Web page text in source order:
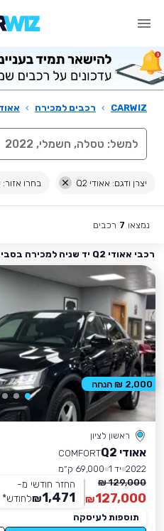
CARWIZ
› רכבים למכירה ›
יצרן ודגם: אאודי Q2 בחרו אזור: 30 ק"מ סביב אשדוד
נמצאו 7 רכבים
רכבי אאודי Q2 יד שניה למכירה בסביבת אשדוד
ראשון לציון
אאודי Q2
COMFORT
2022 יד 1
69,000 ק״מ
129,000 ₪
127,000
₪
החזר חודשי מ-
1,471
₪לחודש*
תוספות לעיסקה
2,000 ₪ הנחה